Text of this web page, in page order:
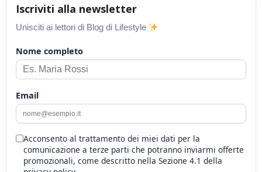
Iscriviti alla newsletter
Unisciti ai lettori di Blog di Lifestyle
Nome completo
Email
Acconsento al trattamento dei miei dati per la
comunicazione a terze parti che potranno inviarmi offerte
promozionali, come descritto nella Sezione 4.1 della